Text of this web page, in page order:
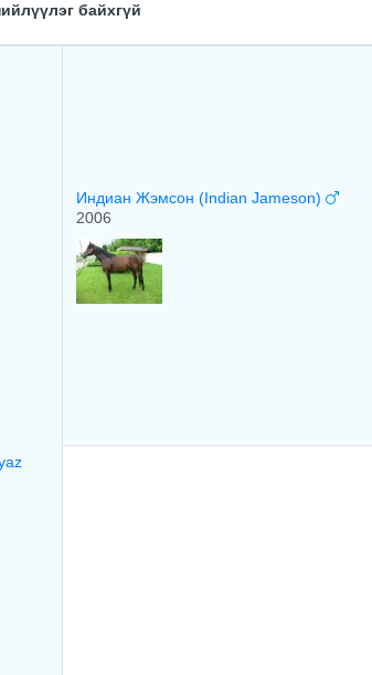
байхгүй
Индиан Жэмсон (Indian Jameson)
2006